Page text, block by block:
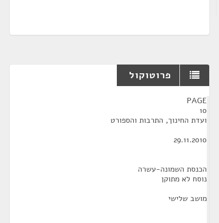
פרוטוקול
PAGE
10
ועדת החינוך, התרבות והספורט
29.11.2010
הכנסת השמונה-עשרה
נוסח לא מתוקן
מושב שלישי